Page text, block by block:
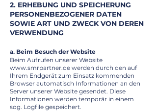
2. ERHEBUNG UND SPEICHERUNG
PERSONENBEZOGENER DATEN
SOWIE ART UND ZWECK VON DEREN
VERWENDUNG
a. Beim Besuch der Website
Beim Aufrufen unserer Website
www.smrpartner.de werden durch den auf
Ihrem Endgerät zum Einsatz kommenden
Browser automatisch Informationen an den
Server unserer Website gesendet. Diese
Informationen werden temporär in einem
sog. Logfile gespeichert.